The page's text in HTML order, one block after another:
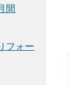
間
フォー